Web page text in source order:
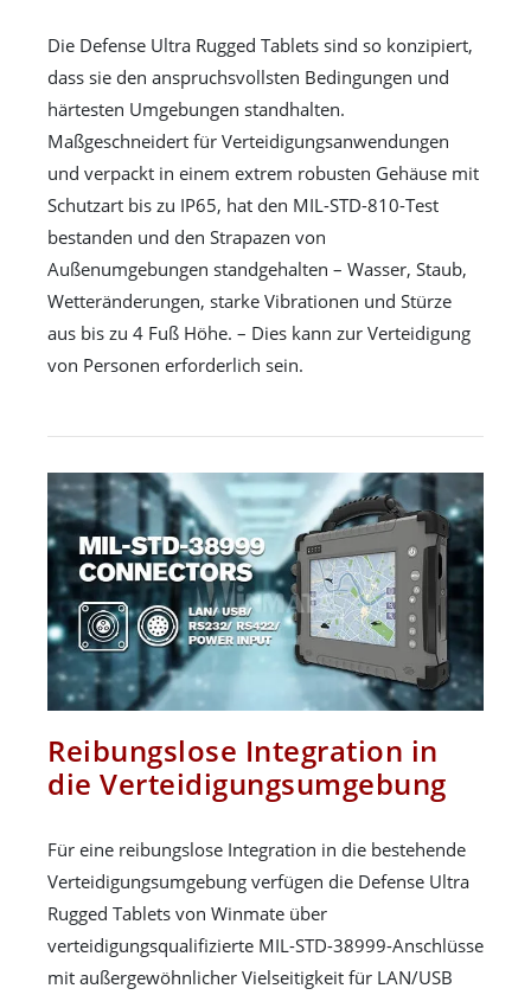
Die Defense Ultra Rugged Tablets sind so konzipiert,
dass sie den anspruchsvollsten Bedingungen und
härtesten Umgebungen standhalten.
Maßgeschneidert für Verteidigungsanwendungen
und verpackt in einem extrem robusten Gehäuse mit
Schutzart bis zu IP65, hat den MIL-STD-810-Test
bestanden und den Strapazen von
Außenumgebungen standgehalten – Wasser, Staub,
Wetteränderungen, starke Vibrationen und Stürze
aus bis zu 4 Fuß Höhe. – Dies kann zur Verteidigung
von Personen erforderlich sein.
Reibungslose Integration in
die Verteidigungsumgebung
Für eine reibungslose Integration in die bestehende
Verteidigungsumgebung verfügen die Defense Ultra
Rugged Tablets von Winmate über
verteidigungsqualifizierte MIL-STD-38999-Anschlüsse
mit außergewöhnlicher Vielseitigkeit für LAN/USB